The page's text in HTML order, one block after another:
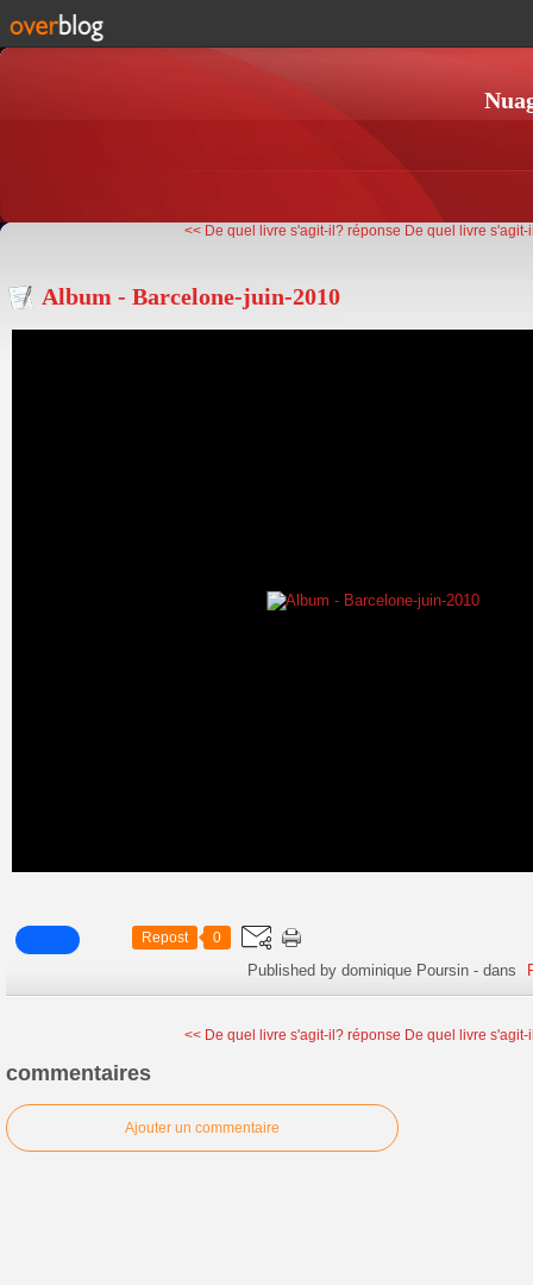
<< De quel livre s'agit-il? réponse De quel livre s'agit-
Album - Barcelone-juin-2010
Repost 0
Published by dominique Poursin -dans
<< De quel livre s'agit-il? réponse De quel livre s'agit-
commentaires
Ajouter un commentaire